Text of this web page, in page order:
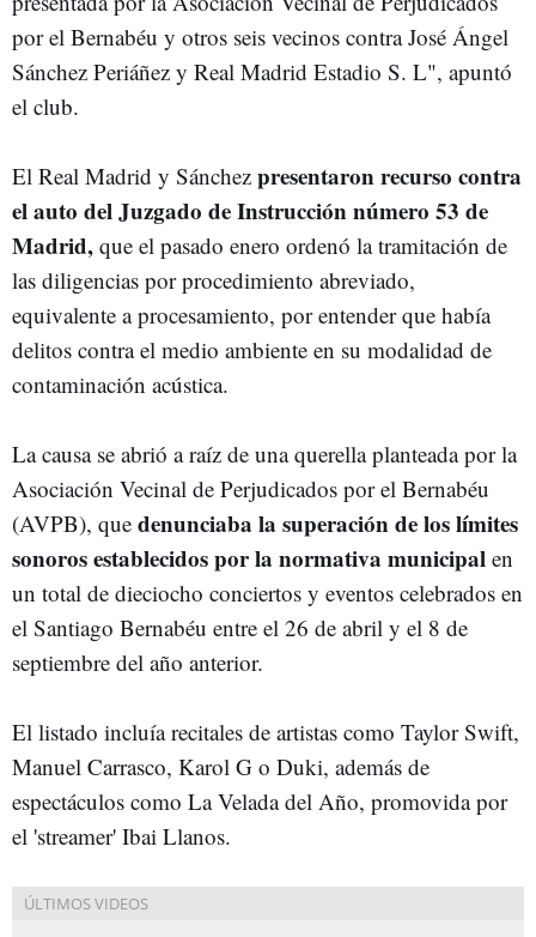
por el Bernabéu y otros seis vecinos contra José Ángel
Sánchez Periáñez y Real Madrid Estadio S. L", apuntó
el club.
El Real Madrid y Sánchez presentaron recurso contra
el auto del Juzgado de Instrucción número 53 de
Madrid, que el pasado enero ordenó la tramitación de
las diligencias por procedimiento abreviado,
equivalente a procesamiento, por entender que había
delitos contra el medio ambiente en su modalidad de
contaminación acústica.
La causa se abrió a raíz de una querella planteada por la
Asociación Vecinal de Perjudicados por el Bernabéu
(AVPB), que denunciaba la superación de los límites
sonoros establecidos por la normativa municipal en
un total de dieciocho conciertos y eventos celebrados en
el Santiago Bernabéu entre el 26 de abril y el 8 de
septiembre del año anterior.
El listado incluía recitales de artistas como Taylor Swift,
Manuel Carrasco, Karol G o Duki, además de
espectáculos como La Velada del Año, promovida por
el 'streamer' Ibai Llanos.